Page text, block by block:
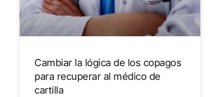
Cambiar la lógica de los copagos
para recuperar al médico de
cartilla